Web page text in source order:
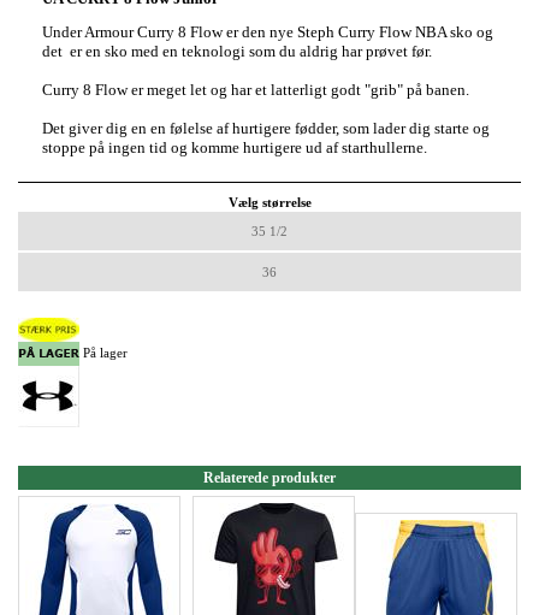
Under Armour Curry 8 Flow er den nye Steph Curry Flow NBA sko og
det er en sko med en teknologi som du aldrig har prøvet før.
Curry 8 Flow er meget let og har et latterligt godt "grib" på banen.
Det giver dig en en følelse af hurtigere fødder, som lader dig starte og
stoppe på ingen tid og komme hurtigere ud af starthullerne.
Vælg størrelse
35 1/2
36
På lager
Relaterede produkter